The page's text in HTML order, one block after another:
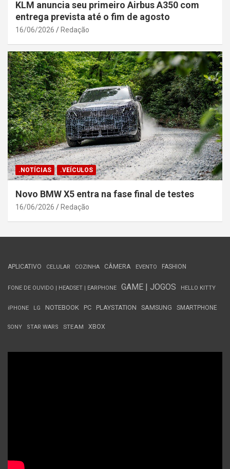
KLM anuncia seu primeiro Airbus A350 com
entrega prevista até o fim de agosto
16/06/2026 Redação
.NOTÍCIAS .VEÍCULOS
Novo BMW X5 entra na fase final de testes
16/06/2026 Redação
APLICATIVO CELULAR COZINHA CÂMERA EVENTO FASHION
FONE DE OUVIDO | HEADSET | EARPHONE GAME | JOGOS HELLO KITTY
iPHONE LG NOTEBOOK PC PLAYSTATION SAMSUNG SMARTPHONE
SONY STAR WARS STEAM XBOX